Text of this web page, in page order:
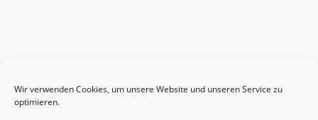
Wir verwenden Cookies, um unsere Website und unseren Service zu
optimieren.